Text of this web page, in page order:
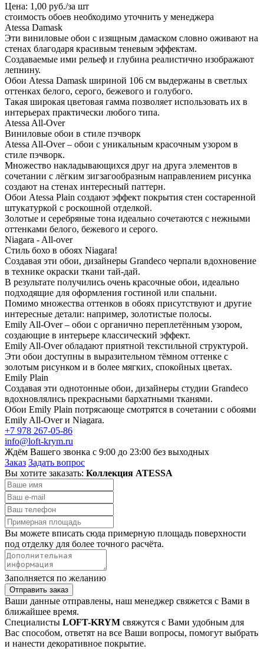
Цена: 1,00 руб./за шт
стоимость обоев необходимо уточнить у менеджера
Atessa Damask
Эти виниловые обои с изящным дамаском словно оживают на
стенах благодаря красивым теневым эффектам.
Создаваемые ими рельеф и глубина реалистично изображают
лепнину.
Обои Atessa Damask шириной 106 см выдержаны в светлых
оттенках белого, серого, бежевого и голубого.
Такая широкая цветовая гамма позволяет использовать их в
интерьерах практически любого типа.
Atessa All-Over
Виниловые обои в стиле пэчворк
Atessa All-Over – обои с уникальным красочным узором в
стиле пэчворк.
Множество накладывающихся друг на друга элементов в
сочетании с лёгким зигзагообразным направлением рисунка
создают на стенах интересный паттерн.
Обои Atessa Plain создают эффект покрытия стен состаренной
штукатуркой с роскошной отделкой.
Золотые и серебряные тона идеально сочетаются с нежными
оттенками белого, бежевого и серого.
Niagara - All-over
Стиль бохо в обоях Niagara!
Создавая эти обои, дизайнеры Grandeco черпали вдохновение
в технике окраски ткани тай-дай.
В результате получились очень красочные обои, идеально
подходящие для оформления гостиной или спальни.
Помимо множества оттенков в обоях присутствуют и другие
интересные детали: например, золотистые полосы.
Emily All-Over – обои с органично переплетённым узором,
создающие в интерьере классический эффект.
Emily All-Over обладают приятной текстильной структурой.
Эти обои доступны в выразительном тёмном оттенке с
золотым рисунком и в более мягких, спокойных цветах.
Emily Plain
Создавая эти однотонные обои, дизайнеры студии Grandeco
вдохновлялись прекрасными бархатными тканями.
Обои Emily Plain потрясающе смотрятся в сочетании с обоями
Emily All-Over и Niagara.
+7 978 267-05-86
info@loft-krym.ru
Ждём Вашего звонка с 9:00 до 23:00 без выходных
Заказ Задать вопрос
Вы хотите заказать: Коллекция ATESSA
Вы можете вписать сюда примерную площадь поверхности
под отделку для более точного расчёта.
Заполняется по желанию
Отправить заказ
Ваши данные отправлены, наш менеджер свяжется с Вами в
ближайшее время.
Специалисты LOFT-KRYM свяжутся с Вами удобным для
Вас способом, ответят на все Ваши вопросы, помогут выбрать
и нанести декоративное покрытие.